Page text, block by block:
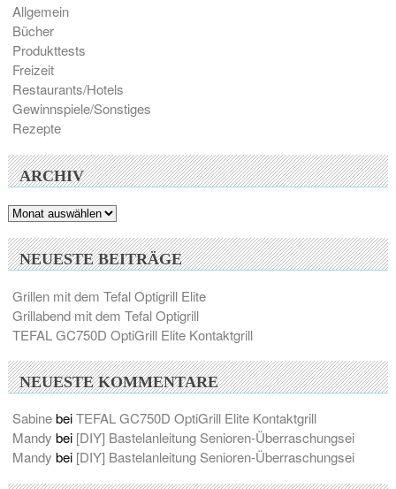
Allgemein
Bücher
Produkttests
Freizeit
Restaurants/Hotels
Gewinnspiele/Sonstiges
Rezepte
ARCHIV
Archiv
NEUESTE BEITRÄGE
Grillen mit dem Tefal Optigrill Elite
Grillabend mit dem Tefal Optigrill
TEFAL GC750D OptiGrill Elite Kontaktgrill
NEUESTE KOMMENTARE
SabinebeiTEFAL GC750D OptiGrill Elite Kontaktgrill
Mandy bei [DIY] Bastelanleitung Senioren-Überraschungsei
Mandy bei [DIY] Bastelanleitung Senioren-Überraschungsei